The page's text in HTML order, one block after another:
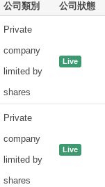
公司類別 公司狀態
Private
company
limited by
shares
Live
Private
company
limited by
shares
Live